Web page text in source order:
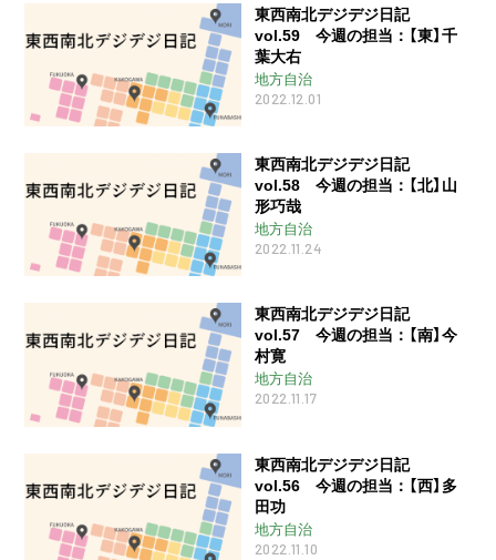
東西南北デジデジ日記
vol.59 今週の担当：【東】千
葉大右
地方自治
2022.12.01
東西南北デジデジ日記
vol.58 今週の担当：【北】山
形巧哉
地方自治
2022.11.24
東西南北デジデジ日記
vol.57 今週の担当：【南】今
村寛
地方自治
2022.11.17
東西南北デジデジ日記
vol.56 今週の担当：【西】多
田功
地方自治
2022.11.10